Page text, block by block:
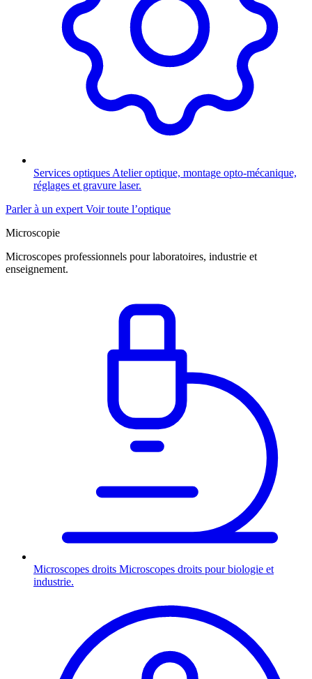
Services optiques Atelier optique, montage opto-mécanique,
réglages et gravure laser.
Parler à un expert Voir toute l’optique
Microscopie
Microscopes professionnels pour laboratoires, industrie et
enseignement.
Microscopes droits Microscopes droits pour biologie et
industrie.